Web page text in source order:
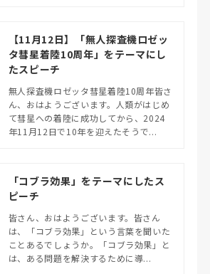
【11月12日】「無人探査機ロゼッ
タ彗星着陸10周年」をテーマにし
たスピーチ
無人探査機ロゼッタ彗星着陸10周年皆さ
ん、おはようございます。人類がはじめ
て彗星への着陸に成功してから、2024
年11月12日で10年を迎えたそうで...
「コブラ効果」をテーマにしたス
ピーチ
皆さん、おはようございます。皆さん
は、「コブラ効果」という言葉を聞いた
ことあるでしょうか。「コブラ効果」と
は、ある問題を解決するために導...